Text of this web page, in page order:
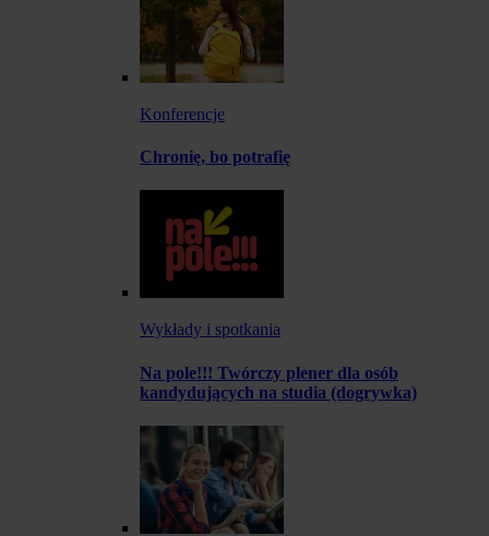
Konferencje
Chronię, bo potrafię
Wykłady i spotkania
Na pole!!! Twórczy plener dla osób
kandydujących na studia (dogrywka)